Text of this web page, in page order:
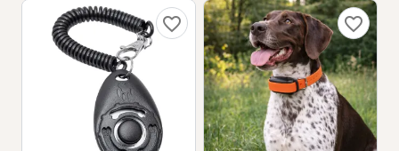
favorite_border favorite_border